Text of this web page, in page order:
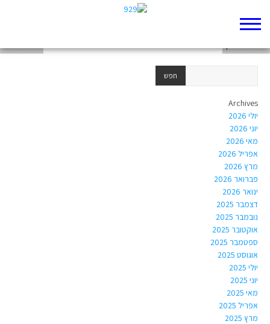
Archives
יולי 2026
יוני 2026
מאי 2026
אפריל 2026
מרץ 2026
פברואר 2026
ינואר 2026
דצמבר 2025
נובמבר 2025
אוקטובר 2025
ספטמבר 2025
אוגוסט 2025
יולי 2025
יוני 2025
מאי 2025
אפריל 2025
מרץ 2025